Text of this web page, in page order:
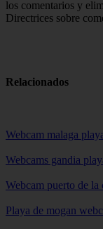
los comentarios y
Directrices sobre
Relacionados
Webcam malaga
Webcams gandia
Webcam puerto de
Playa de mogan